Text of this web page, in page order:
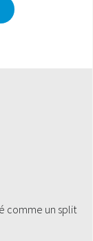
comme un split